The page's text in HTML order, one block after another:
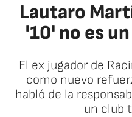
Lautaro
'10' no es
El ex jugador de
como nuevo
habló de la
un club